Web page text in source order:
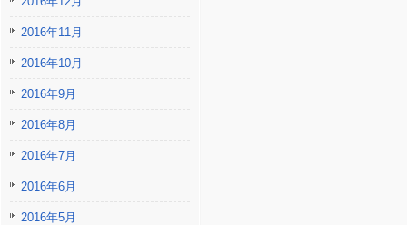
2016年11月
2016年10月
2016年9月
2016年8月
2016年7月
2016年6月
2016年5月